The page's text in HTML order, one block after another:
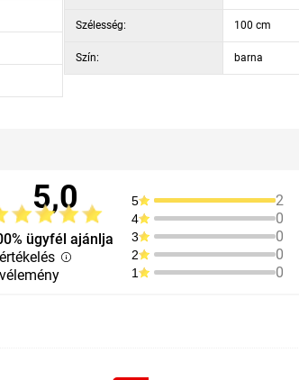
Szélesség: 100 cm
Szín: barna
5,0
ügyfél ajánlja
5 2
4 0
3 0
2 0
1 0